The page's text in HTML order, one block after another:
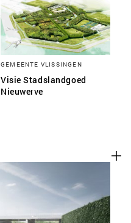
GEMEENTE VLISSINGEN
Visie Stadslandgoed
Nieuwerve